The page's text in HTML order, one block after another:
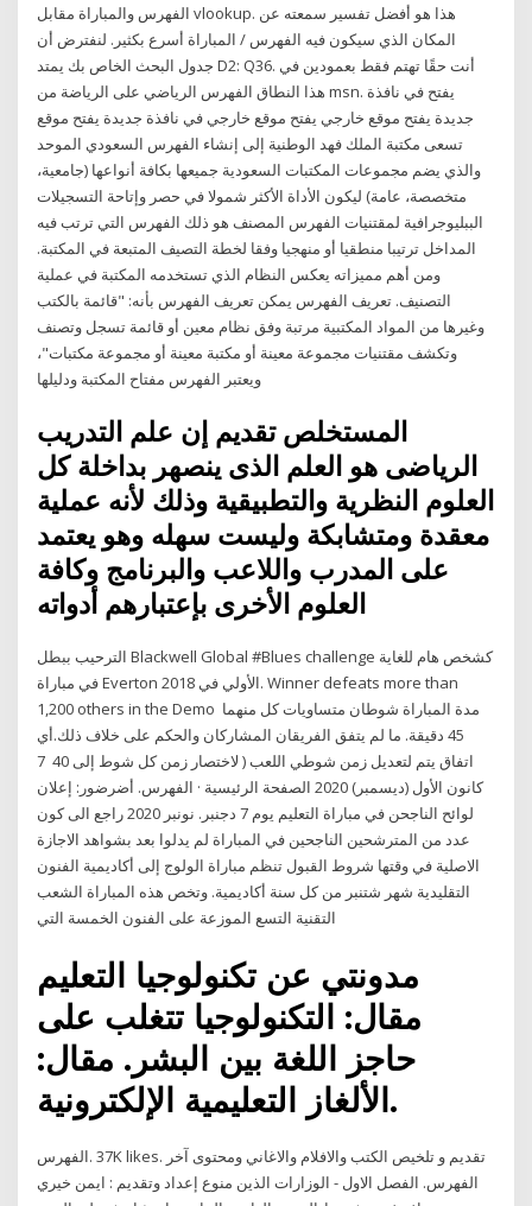
الفهرس والمباراة مقابل vlookup. هذا هو أفضل تفسير سمعته عن
المكان الذي سيكون فيه الفهرس / المباراة أسرع بكثير. لنفترض أن
جدول البحث الخاص بك يمتد D2: Q36. أنت حقًا تهتم فقط بعمودين في
هذا النطاق الفهرس الرياضي على الرياضة من msn. يفتح في نافذة
جديدة يفتح موقع خارجي يفتح موقع خارجي في نافذة جديدة يفتح موقع
تسعى مكتبة الملك فهد الوطنية إلى إنشاء الفهرس السعودي الموحد
والذي يضم مجموعات المكتبات السعودية جميعها بكافة أنواعها (جامعية،
متخصصة، عامة) ليكون الأداة الأكثر شمولا في حصر وإتاحة التسجيلات
الببليوجرافية لمقتنيات الفهرس المصنف هو ذلك الفهرس التي ترتب فيه
المداخل ترتيبا منطقيا أو منهجيا وفقا لخطة التصيف المتبعة في المكتبة.
ومن أهم مميزاته يعكس النظام الذي تستخدمه المكتبة في عملية
التصنيف. تعريف الفهرس يمكن تعريف الفهرس بأنه: "قائمة بالكتب
وغيرها من المواد المكتبية مرتبة وفق نظام معين أو قائمة تسجل وتصنف
وتكشف مقتنيات مجموعة معينة أو مكتبة معينة أو مجموعة مكتبات"،
ويعتبر الفهرس مفتاح المكتبة ودليلها
المستخلص تقديم إن علم التدريب
الرياضى هو العلم الذى ينصهر بداخلة كل
العلوم النظرية والتطبيقية وذلك لأنه عملية
معقدة ومتشابكة وليست سهله وهو يعتمد
على المدرب واللاعب والبرنامج وكافة
العلوم الأخرى بإعتبارهم أدواته
الترحيب ببطل Blackwell Global #Blues challenge كشخص هام للغاية
في مباراة Everton الأولي في 2018. Winner defeats more than
1,200 others in the Demo مدة المباراة شوطان متساويات كل منهما
45 دقيقة. ما لم يتفق الفريقان المشاركان والحكم على خلاف ذلك.أي
اتفاق يتم لتعديل زمن شوطي اللعب ( لاختصار زمن كل شوط إلى 40 7
كانون الأول (ديسمبر) 2020 الصفحة الرئيسية · الفهرس. أضرضور: إعلان
لوائح الناجحن في مباراة التعليم يوم 7 دجنبر. نونبر 2020 راجع الى كون
عدد من المترشحين الناجحين في المباراة لم يدلوا بعد بشواهد الاجازة
الاصلية في وقتها شروط القبول تنظم مباراة الولوج إلى أكاديمية الفنون
التقليدية شهر شتنبر من كل سنة أكاديمية. وتخص هذه المباراة الشعب
مدونتي عن تكنولوجيا التعليم
مقال: التكنولوجيا تتغلب على
حاجز اللغة بين البشر. مقال:
الألغاز التعليمية الإلكترونية.
منوع إعداد وتقديم : ايمن خيري‎ الفهرس. الفصل الاول - الوزارات الذين